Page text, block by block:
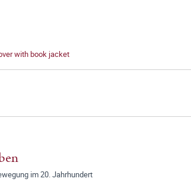
with book jacket
im 20. Jahrhundert